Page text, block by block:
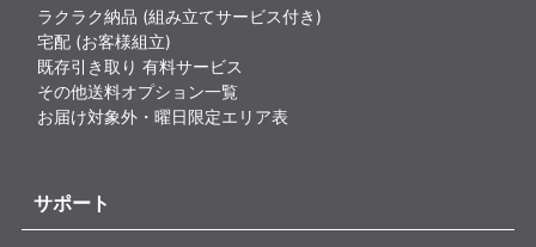
ラクラク納品 (組み立てサービス付き)
宅配 (お客様組立)
既存引き取り 有料サービス
その他送料オプション一覧
お届け対象外・曜日限定エリア表
サポート